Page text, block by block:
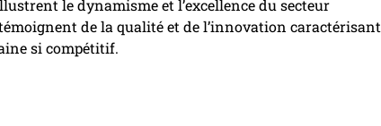
le dynamisme et l’excellence du secteur
de la qualité et de l’innovation caractérisant
si compétitif.